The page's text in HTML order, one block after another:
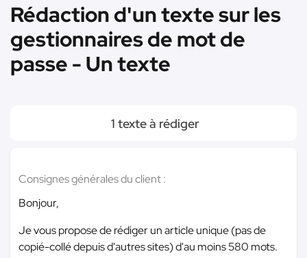
Rédaction d'un texte sur les
gestionnaires de mot de
passe - Un texte
1 texte à rédiger
Consignes générales du client :
Bonjour,
Je vous propose de rédiger un article unique (pas de
copié-collé depuis d'autres sites) d'au moins 580 mots.